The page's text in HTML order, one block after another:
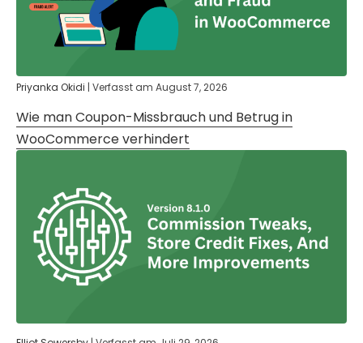
Priyanka Okidi | Verfasst am August 7, 2026
Wie man Coupon-Missbrauch und Betrug in
WooCommerce verhindert